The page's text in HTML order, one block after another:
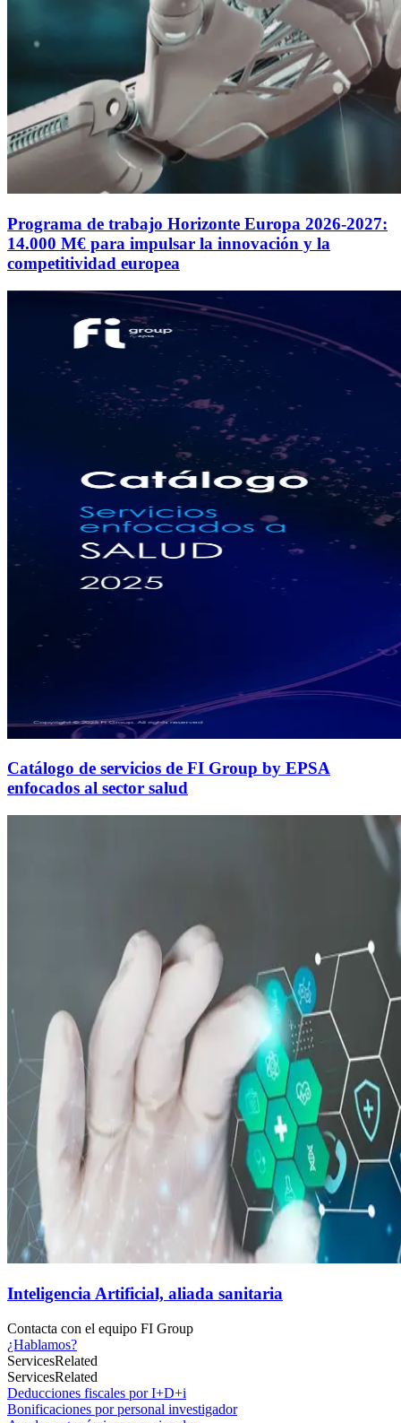
Programa de trabajo Horizonte Europa 2026-2027:
14.000 M€ para impulsar la innovación y la
competitividad europea
Catálogo de servicios de FI Group by EPSA
enfocados al sector salud
Inteligencia Artificial, aliada sanitaria
Contacta con el equipo FI Group
¿Hablamos?
ServicesRelated
ServicesRelated
Deducciones fiscales por I+D+i
Bonificaciones por personal investigador